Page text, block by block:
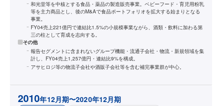
和光堂等を中核とする食品・薬品の製造販売事業。ベビーフード・育児用粉乳
等を主力商品とし、後のM&Aで食品ポートフォリオを拡大する始まりとなる
事業。
FY04売上221億円で連結比1.5%の小規模事業ながら、酒類・飲料に加わる第
三の柱として育成を志向する。
その他
報告セグメントに含まれないグループ機能・流通子会社・物流・新規領域を集
計し、FY04売上1,257億円・連結比9%を構成。
アサヒロジ等の物流子会社や酒販子会社等を含む補完事業群が中心。
2010年12月期〜2020年12月期